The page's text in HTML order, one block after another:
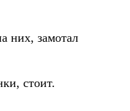
них, замотал
стоит.